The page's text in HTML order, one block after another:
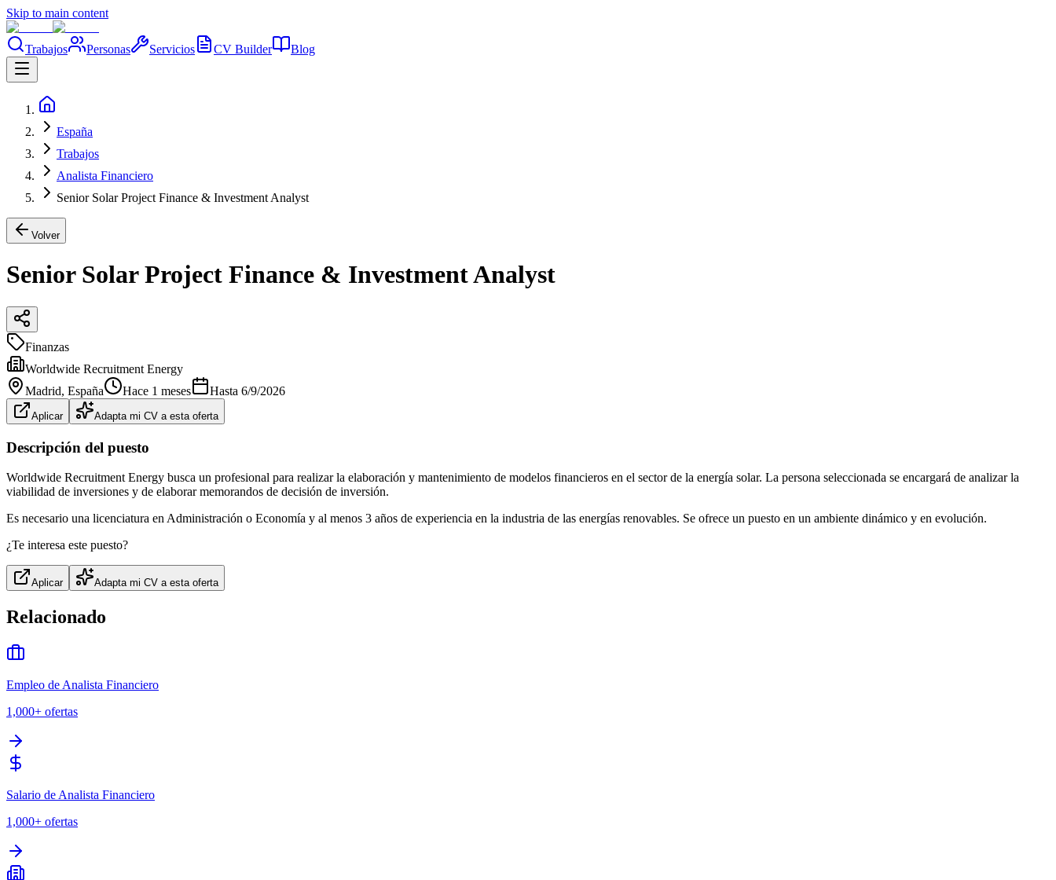
Skip to main content
Trabajos Personas Servicios CV Builder Blog
España
Trabajos
Analista Financiero
Senior Solar Project Finance & Investment Analyst
Volver
Senior Solar Project Finance & Investment Analyst
Finanzas
Worldwide Recruitment Energy
Madrid, España Hace 1 meses Hasta 6/9/2026
Aplicar Adapta mi CV a esta oferta
Descripción del puesto
Worldwide Recruitment Energy busca un profesional para realizar la elaboración y mantenimiento de modelos financieros en el sector de la energía solar. La persona seleccionada se encargará de analizar la
viabilidad de inversiones y de elaborar memorandos de decisión de inversión.
Es necesario una licenciatura en Administración o Economía y al menos 3 años de experiencia en la industria de las energías renovables. Se ofrece un puesto en un ambiente dinámico y en evolución.
¿Te interesa este puesto?
Aplicar Adapta mi CV a esta oferta
Relacionado
Empleo de Analista Financiero
1,000+ ofertas
Salario de Analista Financiero
1,000+ ofertas